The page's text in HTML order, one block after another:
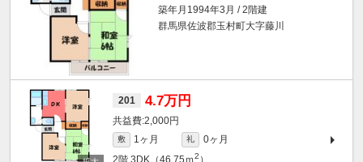
築年月1994年3月 / 2階建
群馬県佐波郡玉村町大字藤川
201 4.7万円
2,000円
敷 1ヶ月 礼
0ヶ月
2階 3DK（46.75ｍ2 ）